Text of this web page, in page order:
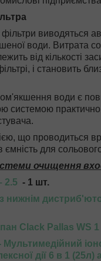
виводяться
води. Витрата
від кількості
і становить
води є
системою
що проводиться
ємність для
очищення
2.5 - 1 шт.
з нижнім
Clack Pallas WS 1
Мультимедійний
дії 6 в 1 (25л)